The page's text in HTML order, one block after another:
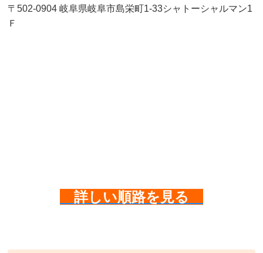
〒502-0904 岐阜県岐阜市島栄町1-33シャトーシャルマン1
Ｆ
詳しい順路を見る